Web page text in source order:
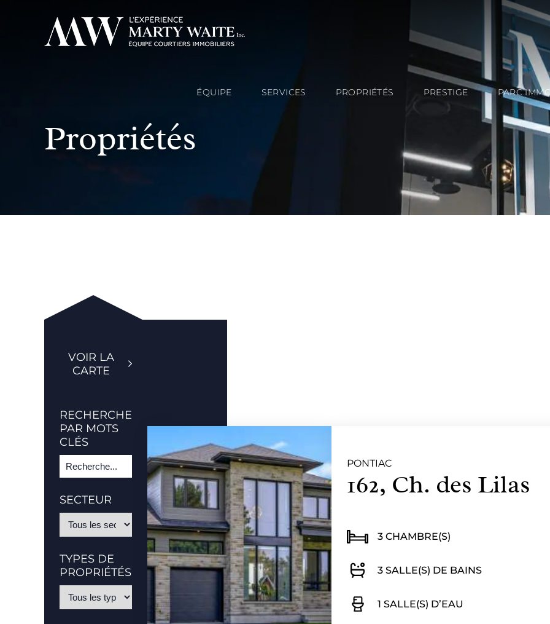
ÉQUIPE SERVICES PROPRIÉTÉS PRESTIGE PARC
Propriétés
VOIR LA
CARTE
RECHERCHE
PAR MOTS
CLÉS
SECTEUR
TYPES DE
PROPRIÉTÉS
PONTIAC
162, Ch. des Lilas
3 CHAMBRE(S)
3 SALLE(S) DE BAINS
1 SALLE(S) D’EAU